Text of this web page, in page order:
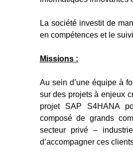
La société investit de
en compétences et le
Missions :
Au sein d’une équipe à
sur des projets à enjeux
projet SAP S4HANA
composé de grands
secteur privé –
d’accompagner ces